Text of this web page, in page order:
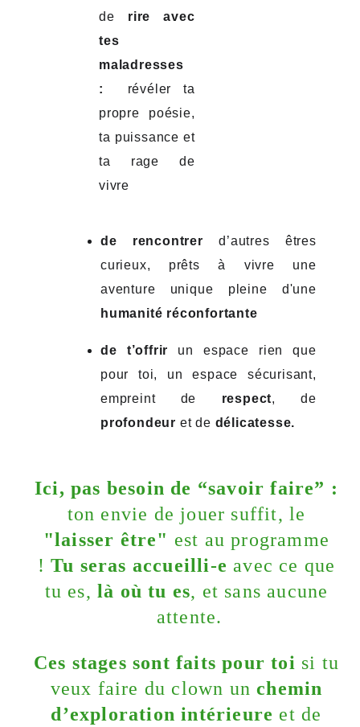
de rire avec
tes
maladresses
: révéler ta
propre poésie,
ta puissance et
ta rage de
vivre
Ici, pas besoin de “savoir faire” :
ton envie de jouer suffit, le
"laisser être" est au programme
! Tu seras accueilli-e avec ce que
tu es, là où tu es, et sans aucune
attente.
Ces stages sont faits pour toi si tu
veux faire du clown un chemin
d’exploration intérieure et de
de rencontrer d’autres êtres
curieux, prêts à vivre une
aventure unique pleine d'une
humanité réconfortante
de t’offrir un espace rien que
pour toi, un espace sécurisant,
empreint de respect, de
profondeur et de délicatesse.